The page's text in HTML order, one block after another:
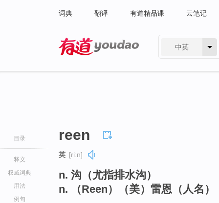
词典 翻译 有道精品课 云笔记
中英
目录
释义
权威词典
用法
例句
reen
英 [riːn]
n. 沟（尤指排水沟）
n. （Reen）（美）雷恩（人名）